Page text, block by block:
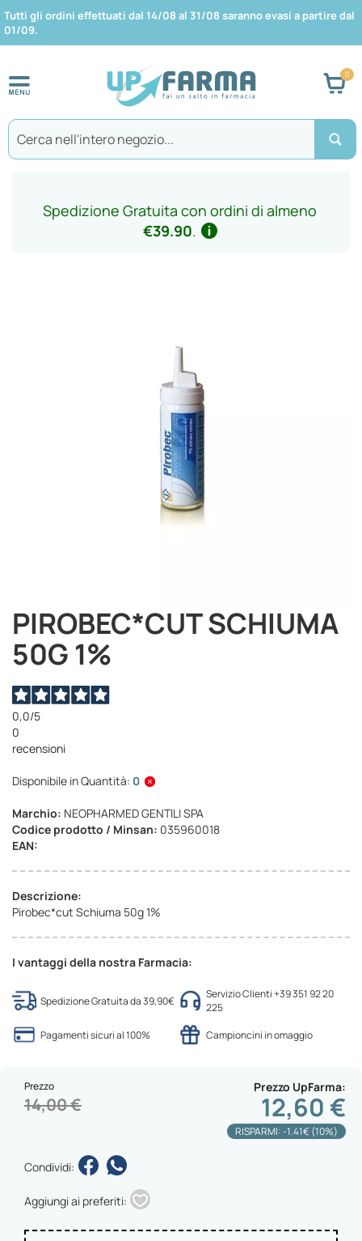
Tutti gli ordini effettuati dal 14/08 al 31/08 saranno evasi a partire dal
01/09.
Spedizione Gratuita con ordini di almeno
€39.90.
PIROBEC*CUT SCHIUMA
50G 1%
0,0/5
0
recensioni
Disponibile in Quantità: 0
Marchio: NEOPHARMED GENTILI SPA
Codice prodotto / Minsan: 035960018
EAN:
Descrizione:
Pirobec*cut Schiuma 50g 1%
I vantaggi della nostra Farmacia:
Spedizione Gratuita da 39,90€
Servizio Clienti +39 351 92 20
225
Pagamenti sicuri al 100%
Campioncini in omaggio
Prezzo UpFarma
12,60 €
Prezzo
14,00 €
RISPARMI: -1.41€ (10%)
Condividi:
Aggiungi ai preferiti:
Vai
all'inizio
della
galleria
immagini